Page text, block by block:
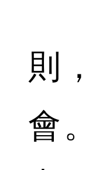
則
會